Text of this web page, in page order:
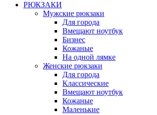
РЮКЗАКИ
Мужские рюкзаки
Для города
Вмещают ноутбук
Бизнес
Кожаные
На одной лямке
Женские рюкзаки
Для города
Классические
Вмещают ноутбук
Кожаные
Маленькие